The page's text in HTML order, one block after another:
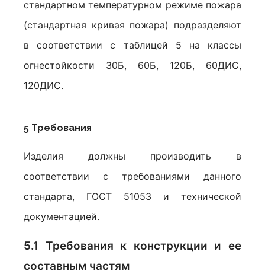
стандартном температурном режиме пожара
(стандартная кривая пожара) подразделяют
в соответствии с таблицей 5 на классы
огнестойкости 30Б, 60Б, 120Б, 60ДИС,
120ДИС.
5 Требования
Изделия должны производить в
соответствии с требованиями данного
стандарта, ГОСТ 51053 и технической
документацией.
5.1 Требования к конструкции и ее
составным частям